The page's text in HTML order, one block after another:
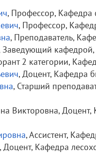
, Профессор, Кафедра
, Профессор,
, Преподаватель,
Заведующий
2 категории,
, Доцент, Кафедра
, Старший
Викторовна,
, Ассистент,
Кафедра